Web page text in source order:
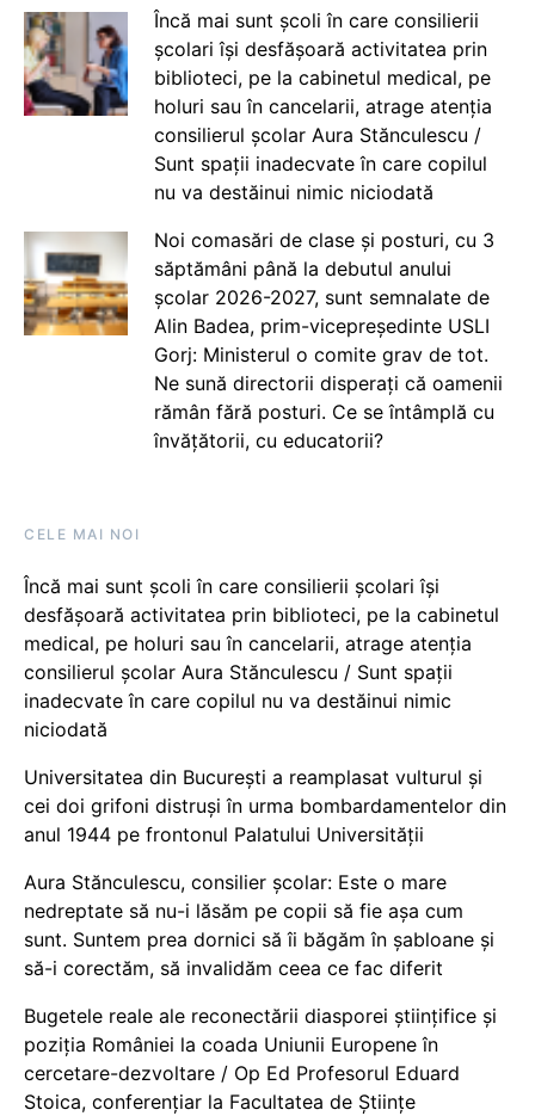
Încă mai sunt școli în care consilierii
școlari își desfășoară activitatea prin
biblioteci, pe la cabinetul medical, pe
holuri sau în cancelarii, atrage atenția
consilierul școlar Aura Stănculescu /
Sunt spații inadecvate în care copilul
nu va destăinui nimic niciodată
Noi comasări de clase și posturi, cu 3
săptămâni până la debutul anului
școlar 2026-2027, sunt semnalate de
Alin Badea, prim-vicepreședinte USLI
Gorj: Ministerul o comite grav de tot.
Ne sună directorii disperați că oamenii
rămân fără posturi. Ce se întâmplă cu
învățătorii, cu educatorii?
CELE MAI NOI
Încă mai sunt școli în care consilierii școlari își
desfășoară activitatea prin biblioteci, pe la cabinetul
medical, pe holuri sau în cancelarii, atrage atenția
consilierul școlar Aura Stănculescu / Sunt spații
inadecvate în care copilul nu va destăinui nimic
niciodată
Universitatea din București a reamplasat vulturul și
cei doi grifoni distruși în urma bombardamentelor din
anul 1944 pe frontonul Palatului Universității
Aura Stănculescu, consilier școlar: Este o mare
nedreptate să nu-i lăsăm pe copii să fie așa cum
sunt. Suntem prea dornici să îi băgăm în șabloane și
să-i corectăm, să invalidăm ceea ce fac diferit
Bugetele reale ale reconectării diasporei științifice și
poziția României la coada Uniunii Europene în
cercetare-dezvoltare / Op Ed Profesorul Eduard
Stoica, conferențiar la Facultatea de Științe